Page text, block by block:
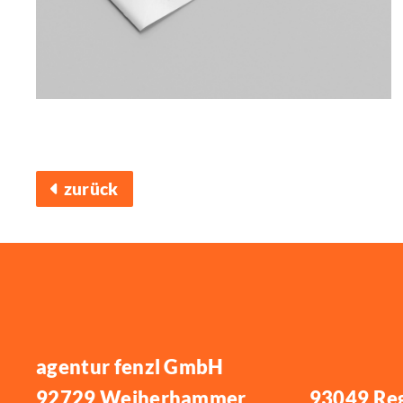
zurück
agentur fenzl GmbH
92729 Weiherhammer
93049